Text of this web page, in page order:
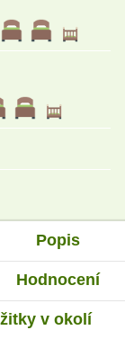
Popis
Hodnocení
v okolí